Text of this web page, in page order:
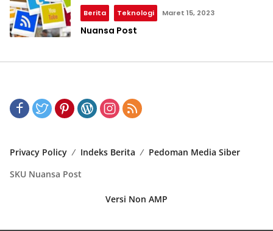
Berita Teknologi Maret 15, 2023
Nuansa Post
Privacy Policy Indeks Berita
Pedoman Media Siber
SKU Nuansa Post
Versi Non AMP